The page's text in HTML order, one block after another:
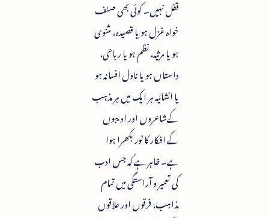
قفل نہیں۔ کوئی بھی صنف
خواہ غزل ہو یا قصیدہ، مثنوی
ہو یا مرثیہ، نظم ہو یا رباعی،
داستاں ہو یا ناول افسانہ ہو
یا انشائیہ ہر ایک میں ہر مذہب
کےشاعروں اور ادیبوں
کے افکار کا نور بکھرا ہوا
ہے۔ ظاہر ہے کہ جس ادب
کی تعمیر و آراستگی میں تمام
مذاہب، فرقوں اور علاقوں